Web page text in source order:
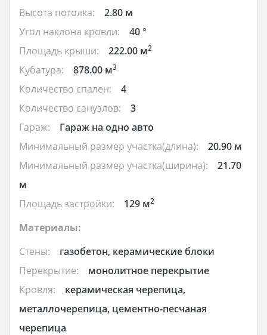
Высота потолка:
2.80 м
Угол наклона кровли:
40 °
Площадь крыши:
222.00 м2
Кубатура: 878.00 м3
Количество спален:
4
Количество санузлов:
3
Гараж:
Гараж на одно авто
Минимальный размер участка(длина):
20.90 м
Минимальный размер участка(ширина):
21.70
м
Площадь застройки:
129 м2
Материалы:
Стены:
газобетон, керамические блоки
Перекрытие:
монолитное перекрытие
Кровля:
керамическая черепица,
металлочерепица, цементно-песчаная
черепица